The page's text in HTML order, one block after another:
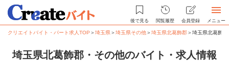
後で見る 閲覧履歴 会員登録 メニュー
クリエイトバイト・パート求人TOP ＞埼玉県＞埼玉県その他＞埼玉県北葛飾郡＞埼玉県北葛飾
埼玉県北葛飾郡・その他のバイト・求人情報